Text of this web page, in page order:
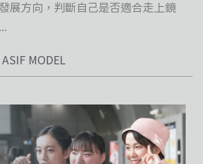
展方向，判斷自己是否適合走上鏡
ASIF MODEL